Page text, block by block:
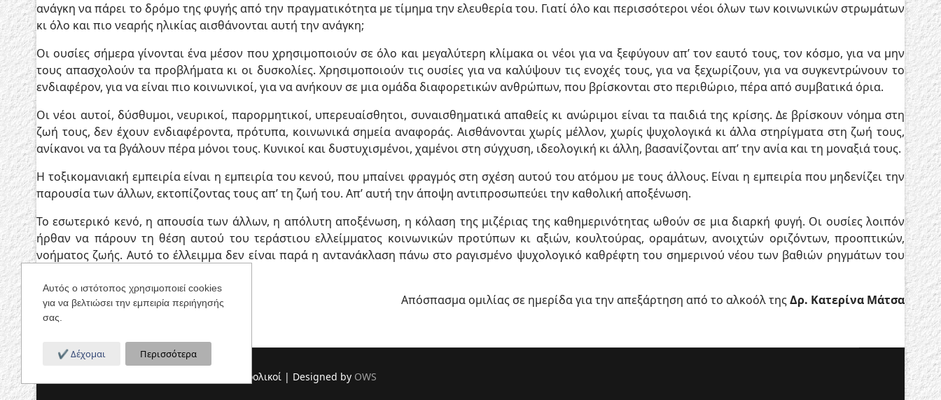
ανάγκη να πάρει το δρόμο της φυγής από την πραγματικότητα με τίμημα την ελευθερία του. Γιατί όλο και περισσότεροι νέοι όλων των κοινωνικών στρωμάτων
κι όλο και πιο νεαρής ηλικίας αισθάνονται αυτή την ανάγκη;
Οι ουσίες σήμερα γίνονται ένα μέσον που χρησιμοποιούν σε όλο και μεγαλύτερη κλίμακα οι νέοι για να ξεφύγουν απ’ τον εαυτό τους, τον κόσμο, για να μην
τους απασχολούν τα προβλήματα κι οι δυσκολίες. Χρησιμοποιούν τις ουσίες για να καλύψουν τις ενοχές τους, για να ξεχωρίζουν, για να συγκεντρώνουν το
ενδιαφέρον, για να είναι πιο κοινωνικοί, για να ανήκουν σε μια ομάδα διαφορετικών ανθρώπων, που βρίσκονται στο περιθώριο, πέρα από συμβατικά όρια.
Οι νέοι αυτοί, δύσθυμοι, νευρικοί, παρορμητικοί, υπερευαίσθητοι, συναισθηματικά απαθείς κι ανώριμοι είναι τα παιδιά της κρίσης. Δε βρίσκουν νόημα στη
ζωή τους, δεν έχουν ενδιαφέροντα, πρότυπα, κοινωνικά σημεία αναφοράς. Αισθάνονται χωρίς μέλλον, χωρίς ψυχολογικά κι άλλα στηρίγματα στη ζωή τους,
ανίκανοι να τα βγάλουν πέρα μόνοι τους. Κυνικοί και δυστυχισμένοι, χαμένοι στη σύγχυση, ιδεολογική κι άλλη, βασανίζονται απ’ την ανία και τη μοναξιά τους.
Η τοξικομανιακή εμπειρία είναι η εμπειρία του κενού, που μπαίνει φραγμός στη σχέση αυτού του ατόμου με τους άλλους. Είναι η εμπειρία που μηδενίζει την
παρουσία των άλλων, εκτοπίζοντας τους απ’ τη ζωή του. Απ’ αυτή την άποψη αντιπροσωπεύει την καθολική αποξένωση.
Το εσωτερικό κενό, η απουσία των άλλων, η απόλυτη αποξένωση, η κόλαση της μιζέριας της καθημερινότητας ωθούν σε μια διαρκή φυγή. Οι ουσίες λοιπόν
ήρθαν να πάρουν τη θέση αυτού του τεράστιου ελλείμματος κοινωνικών προτύπων κι αξιών, κουλτούρας, οραμάτων, ανοιχτών οριζόντων, προοπτικών,
νοήματος ζωής. Αυτό το έλλειμμα δεν είναι παρά η αντανάκλαση πάνω στο ραγισμένο ψυχολογικό καθρέφτη του σημερινού νέου των βαθιών ρηγμάτων του
Απόσπασμα ομιλίας σε ημερίδα για την απεξάρτηση από το αλκοόλ τηςΔρ. Κατερίνα Μάτσα
© 2026 Ανώνυμοι Αλληλέγγυοι Αλκοολικοί | Designed by OWS
Αυτός ο ιστότοπος χρησιμοποιεί cookies
για να βελτιώσει την εμπειρία περιήγησής
σας.
Δέχομαι Περισσότερα